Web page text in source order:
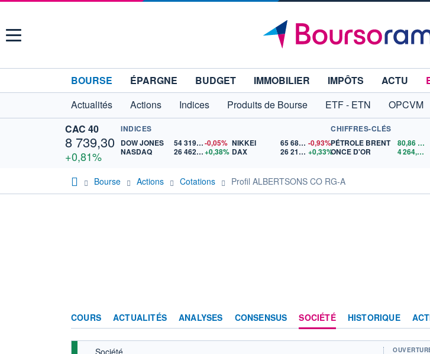
Menu
BOURSE ÉPARGNE BUDGET IMMOBILIER IMPÔTS ACTU
Actualités
Actions Indices Produits de Bourse ETF - ETN OPCVM
CAC 40
8 739,30
+0,81%
INDICES
DOW JONES
54 319,91-0,05%
NASDAQ
26 462,72+0,38%
NIKKEI 65 683,26 -0,93%
DAX
26 213,24 +0,33%
CHIFFRES-CLÉS
PÉTROLE BRENT
80,86
ONCE D'OR
4 264,07
Bourse Actions Cotations Profil ALBERTSONS CO RG-A
COURS ACTUALITÉS ANALYSES CONSENSUS SOCIÉTÉ HISTORIQUE
Société